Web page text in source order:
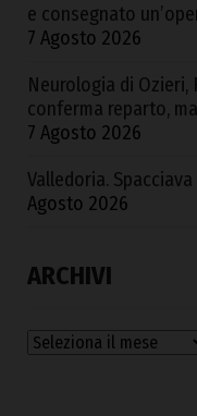
e consegnato
7 Agosto 2026
Neurologia di Ozieri,
conferma reparto,
7 Agosto 2026
Valledoria.
Agosto 2026
ARCHIVI
Archivi